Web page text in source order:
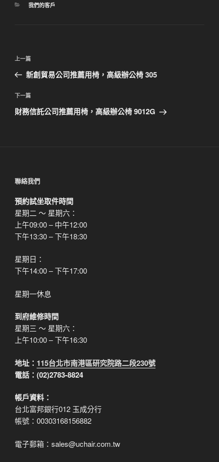
分
我們的客戶
文
導
覽
上
一
文
章
上一篇
新創貿易公司推薦用椅，高級辦公椅 305
下
一
下一篇
財務信託公司推薦用椅，高級辦公椅 9012G
聯絡我們
預約試坐取件時間
星期二 ～ 星期六：
上午09:00 – 中午12:00
下午13:30 – 下午18:30
星期日：
下午14:00 – 下午17:00
星期一休息
到府維修時間
星期三 ～ 星期六：
上午10:00 – 下午16:30
地址： 115台北市南港區研究院路二段230號
電話：(02)2783-8824
帳戶資料：
台北富邦銀行012 玉成分行
帳號：00303168156882
電子郵箱：sales@uchair.com.tw